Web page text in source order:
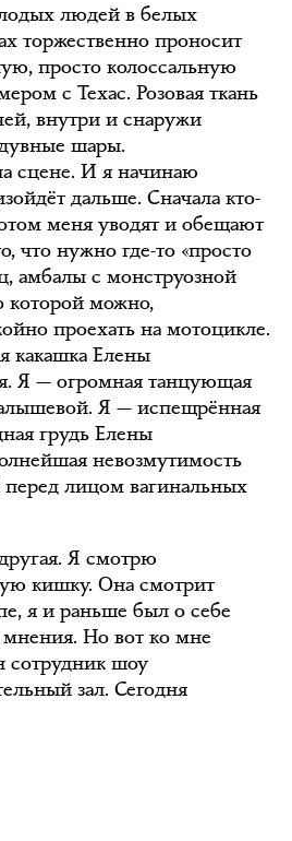
людей в белых
торжественно проносит
просто колоссальную
с Техас. Розовая ткань
внутри и снаружи
шары.
сцене. И я начинаю
дальше. Сначала кто-
меня уводят и обещают
что нужно где-то «просто
амбалы с монструозной
можно,
проехать на мотоцикле.
какашка Елены
Я — огромная танцующая
Я — испещрённая
грудь Елены
невозмутимость
лицом вагинальных
Я смотрю
кишку. Она смотрит
я и раньше был о себе
Но вот ко мне
сотрудник шоу
зал. Сегодня